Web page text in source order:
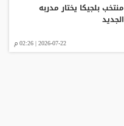
منتخب بلجيكا يختار مدربه
الجديد
2026-07-22 | 02:26 م